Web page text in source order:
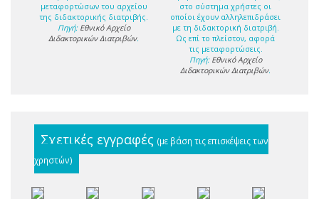
μεταφορτώσων του αρχείου
της διδακτορικής διατριβής.
Πηγή: Εθνικό Αρχείο
Διδακτορικών Διατριβών.
στο σύστημα χρήστες οι
οποίοι έχουν αλληλεπιδράσει
με τη διδακτορική διατριβή.
Ως επί το πλείστον, αφορά
τις μεταφορτώσεις.
Πηγή: Εθνικό Αρχείο
Διδακτορικών Διατριβών.
Σχετικές εγγραφές (με βάση τις επισκέψεις των
χρηστών)